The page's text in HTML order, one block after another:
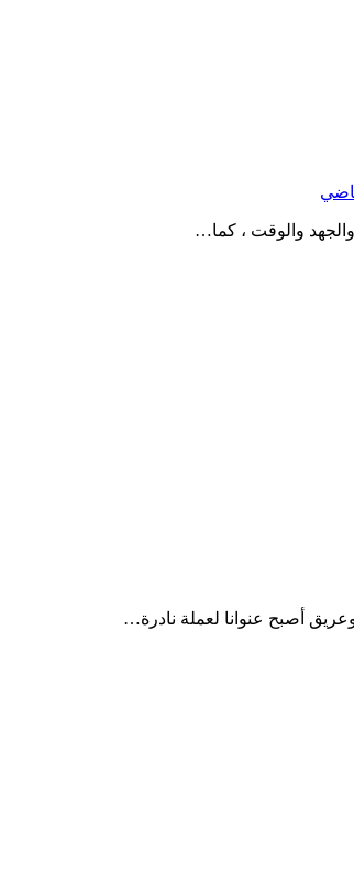
والوقت ، كما…
أصبح عنوانا لعملة نادرة…